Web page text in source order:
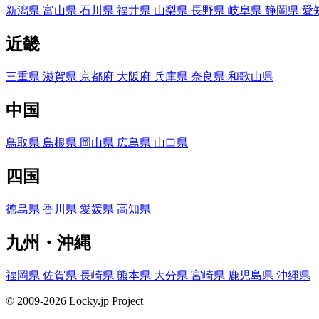
新潟県 富山県 石川県 福井県 山梨県 長野県 岐阜県 静岡県 愛
近畿
三重県 滋賀県 京都府 大阪府 兵庫県 奈良県 和歌山県
中国
鳥取県 島根県 岡山県 広島県 山口県
四国
徳島県 香川県 愛媛県 高知県
九州・沖縄
福岡県 佐賀県 長崎県 熊本県 大分県 宮崎県 鹿児島県 沖縄県
© 2009-2026 Locky.jp Project